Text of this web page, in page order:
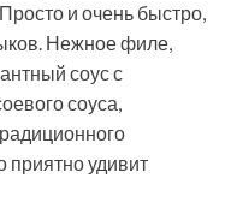
и очень быстро,
Нежное филе,
соус с
соуса,
приятно удивит